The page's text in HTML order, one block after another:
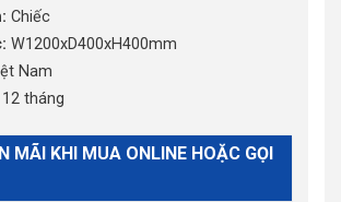
Chiếc
W1200xD400xH400mm
Nam
12 tháng
MÃI KHI MUA ONLINE HOẶC GỌI